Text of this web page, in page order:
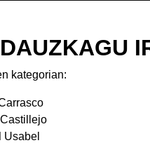
kategorian:
Usabel